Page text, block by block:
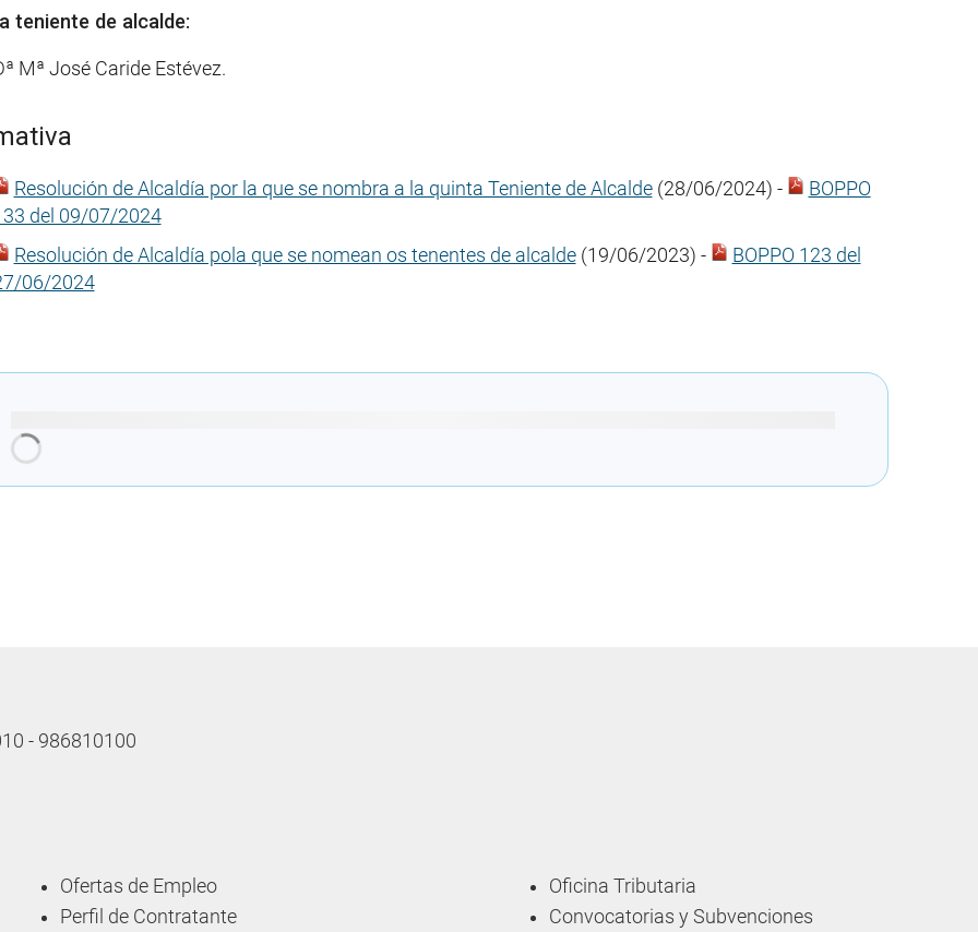
teniente de alcalde:
Mª José Caride Estévez.
Resolución de Alcaldía por la que se nombra a la quinta Teniente de Alcalde(28/06/2024) -
BOPPO
del 09/07/2024
Resolución de Alcaldía pola que se nomean os tenentes de alcalde(19/06/2023) -
BOPPO 123 del
06/2024
Cargando recomendaciones
- 986810100
Ofertas de Empleo
Perfil de Contratante
Oficina Tributaria
Convocatorias y Subvenciones